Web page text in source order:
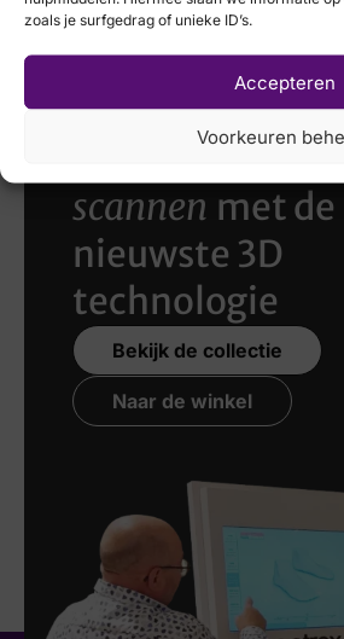
zoals je surfgedrag of unieke ID’s.
Accepteren
Voorkeuren
Laat uw voeten
scannen met de
nieuwste 3D
technologie
Bekijk de collectie
Naar de winkel